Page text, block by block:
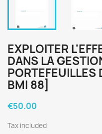
EXPLOITER
DANS LA
BMI 88]
€50.00
Tax included